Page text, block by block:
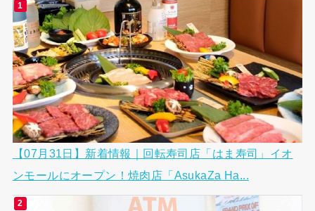
【07月31日】新着情報｜回転寿司店「はま寿司」イオ
ンモールにオープン！焼肉店「AsukaZa Ha...